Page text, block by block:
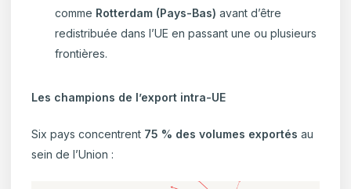
comme Rotterdam (Pays-Bas) avant d’être
redistribuée dans l’UE en passant une ou plusieurs
frontières.
Les champions de l’export intra-UE
Six pays concentrent 75 % des volumes exportés au
sein de l’Union :